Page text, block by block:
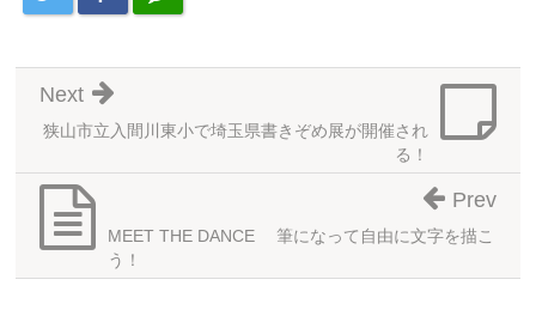
狭山市立入間川東小で埼玉県書きぞめ展が開催され
る！
Next
MEET THE DANCE 筆になって自由に文字を描こ
う！
Prev